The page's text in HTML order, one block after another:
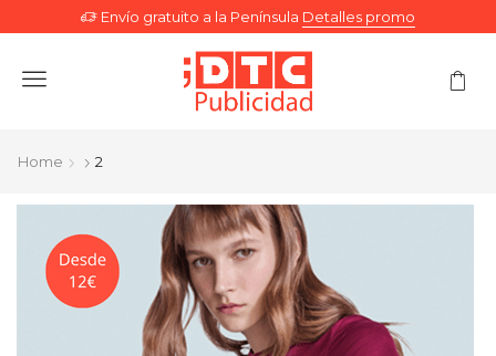
Envío gratuito a la Península Detalles promo
Menu
Home 2